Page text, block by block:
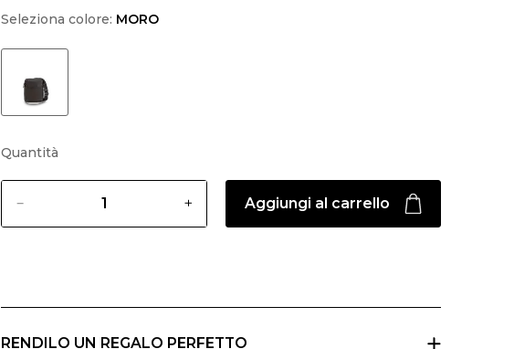
Seleziona colore: MORO
Quantità
Aggiungi al carrello
RENDILO UN REGALO PERFETTO